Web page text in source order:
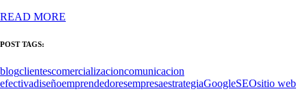
READ MORE
POST TAGS:
blogclientescomercializacioncomunicacion
efectivadiseñoemprendedoresempresaestrategiaGoogleSEOsitio web